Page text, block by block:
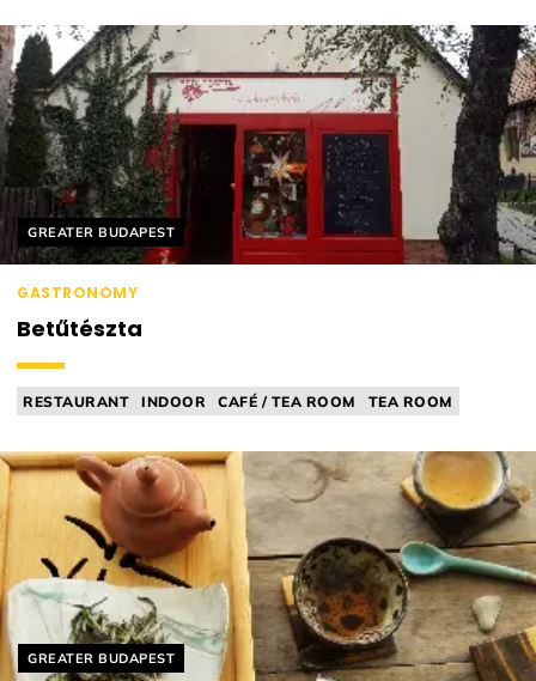
Helyszín címkék:
GREATER BUDAPEST
GASTRONOMY
Betűtészta
RESTAURANT INDOOR CAFÉ / TEA ROOM TEA ROOM
Helyszín címkék:
GREATER BUDAPEST